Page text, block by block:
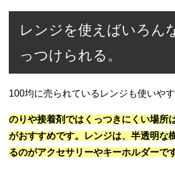
レンジを使えばいろん
っつけられる。
100均に売られているレンジも使いやす
のりや接着剤ではくっつきにくい場所
がおすすめです。レンジは、半透明な
るのがアクセサリーやキーホルダーです